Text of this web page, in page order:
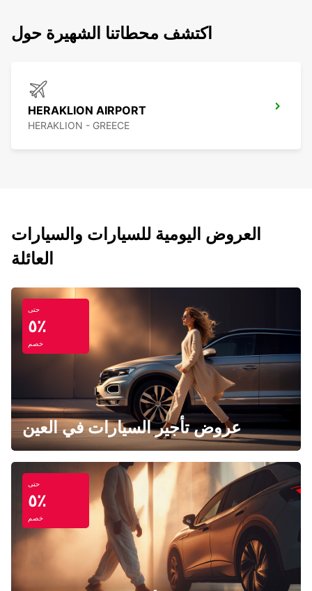
اكتشف محطاتنا الشهيرة حول
HERAKLION AIRPORT
HERAKLION - GREECE
العروض اليومية للسيارات والسيارات
العائلة
حتى
٥٪
خصم
عروض تأجير السيارات في العين
حتى
٥٪
خصم